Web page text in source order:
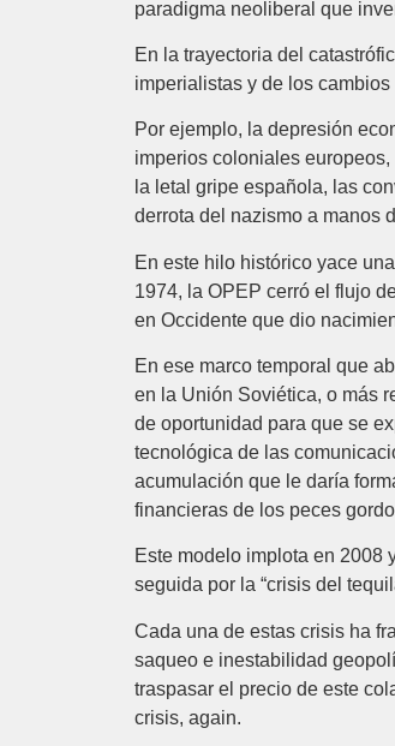
paradigma neoliberal que
En la trayectoria del
imperialistas y de los
Por ejemplo, la depresión
imperios coloniales
la letal gripe española, las
derrota del nazismo a manos
En este hilo histórico yace
1974, la OPEP cerró el flujo
en Occidente que dio
En ese marco temporal que
en la Unión Soviética, o más
de oportunidad para que se
tecnológica de las
acumulación que le daría
financieras de los peces
Este modelo implota en 2008
seguida por la “crisis del
Cada una de estas crisis ha
saqueo e inestabilidad
traspasar el precio de este
crisis, again.